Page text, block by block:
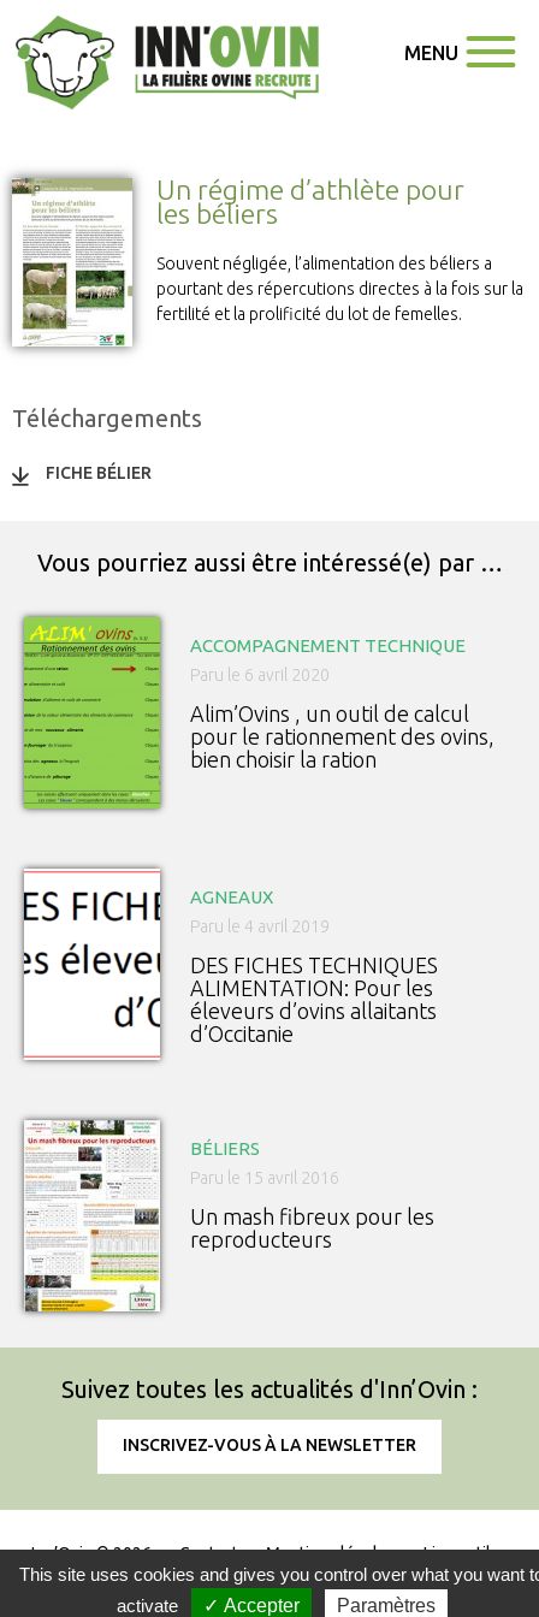
MENU
Un régime d’athlète pour
les béliers
Souvent négligée, l’alimentation des béliers a
pourtant des répercutions directes à la fois sur la
fertilité et la prolificité du lot de femelles.
Téléchargements
FICHE BÉLIER
Vous pourriez aussi être intéressé(e) par …
ACCOMPAGNEMENT TECHNIQUE
Paru le 6 avril 2020
Alim’Ovins , un outil de calcul
pour le rationnement des ovins,
bien choisir la ration
AGNEAUX
Paru le 4 avril 2019
DES FICHES TECHNIQUES
ALIMENTATION: Pour les
éleveurs d’ovins allaitants
d’Occitanie
BÉLIERS
Paru le 15 avril 2016
Un mash fibreux pour les
reproducteurs
Suivez toutes les actualités d'Inn’Ovin :
INSCRIVEZ-VOUS À LA NEWSLETTER
Inn’Ovin © 2026 Contact Mentions légales Liens utiles
Information sur l'utilisation des cookies
This site uses cookies and gives you control over what you want
activate
✓ Accepter Paramètres